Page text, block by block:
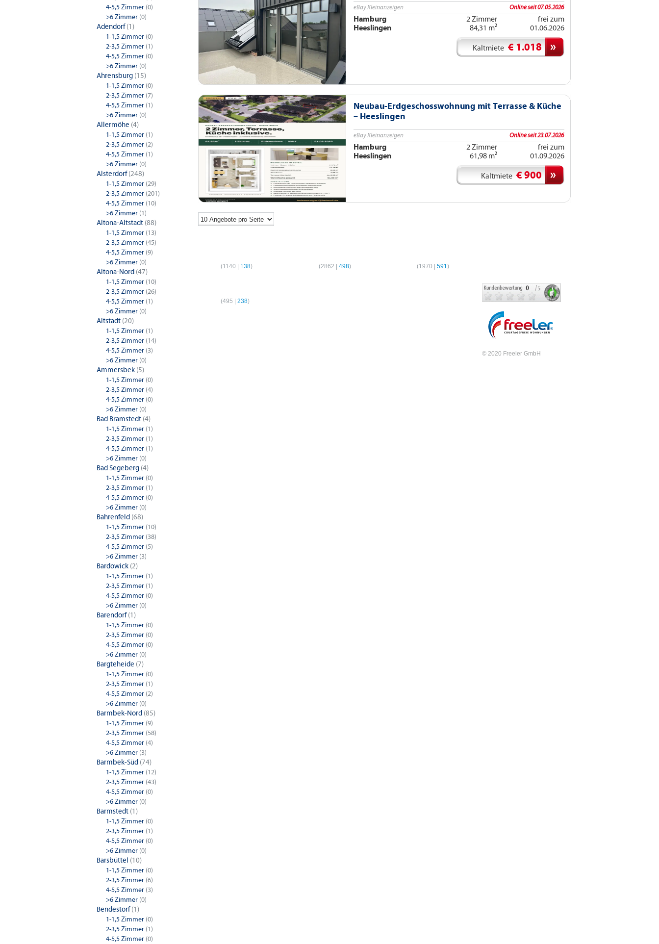
4-5,5 Zimmer (0)
>6 Zimmer (0)
Adendorf(1)
1-1,5 Zimmer (0)
2-3,5 Zimmer (1)
4-5,5 Zimmer (0)
>6 Zimmer (0)
Ahrensburg (15)
1-1,5 Zimmer (0)
2-3,5 Zimmer (7)
4-5,5 Zimmer (1)
>6 Zimmer (0)
Allermöhe (4)
1-1,5 Zimmer (1)
2-3,5 Zimmer (2)
4-5,5 Zimmer (1)
>6 Zimmer (0)
Alsterdorf(248)
1-1,5 Zimmer (29)
2-3,5 Zimmer (201)
4-5,5 Zimmer (10)
>6 Zimmer (1)
Altona-Altstadt (88)
1-1,5 Zimmer (13)
2-3,5 Zimmer (45)
4-5,5 Zimmer (9)
>6 Zimmer (0)
Altona-Nord (47)
1-1,5 Zimmer (10)
2-3,5 Zimmer (26)
4-5,5 Zimmer (1)
>6 Zimmer (0)
Altstadt (20)
1-1,5 Zimmer (1)
2-3,5 Zimmer (14)
4-5,5 Zimmer (3)
>6 Zimmer (0)
Ammersbek (5)
1-1,5 Zimmer (0)
2-3,5 Zimmer (4)
4-5,5 Zimmer (0)
>6 Zimmer (0)
Bad Bramstedt (4)
1-1,5 Zimmer (1)
2-3,5 Zimmer (1)
4-5,5 Zimmer (1)
>6 Zimmer (0)
Bad Segeberg (4)
1-1,5 Zimmer (0)
2-3,5 Zimmer (1)
4-5,5 Zimmer (0)
>6 Zimmer (0)
Bahrenfeld (68)
1-1,5 Zimmer (10)
2-3,5 Zimmer (38)
4-5,5 Zimmer (5)
>6 Zimmer (3)
Bardowick (2)
1-1,5 Zimmer (1)
2-3,5 Zimmer (1)
4-5,5 Zimmer (0)
>6 Zimmer (0)
Barendorf(1)
1-1,5 Zimmer (0)
2-3,5 Zimmer (0)
4-5,5 Zimmer (0)
>6 Zimmer (0)
Bargteheide (7)
1-1,5 Zimmer (0)
2-3,5 Zimmer (1)
4-5,5 Zimmer (2)
>6 Zimmer (0)
Barmbek-Nord (85)
1-1,5 Zimmer (9)
2-3,5 Zimmer (58)
4-5,5 Zimmer (4)
>6 Zimmer (3)
Barmbek-Süd (74)
1-1,5 Zimmer (12)
2-3,5 Zimmer (43)
4-5,5 Zimmer (0)
>6 Zimmer (0)
Barmstedt (1)
1-1,5 Zimmer (0)
2-3,5 Zimmer (1)
4-5,5 Zimmer (0)
>6 Zimmer (0)
Barsbüttel (10)
1-1,5 Zimmer (0)
2-3,5 Zimmer (6)
4-5,5 Zimmer (3)
>6 Zimmer (0)
Bendestorf(1)
1-1,5 Zimmer (0)
2-3,5 Zimmer (1)
4-5,5 Zimmer (0)
eBay Kleinanzeigen Online seit 07.05.2026
Hamburg 2 Zimmer
frei zum
Heeslingen
84,31 m² 01.06.2026
Kaltmiete € 1.018
Neubau-Erdgeschosswohnung mit Terrasse & Küche
– Heeslingen
eBay Kleinanzeigen Online seit 23.07.2026
Hamburg 2 Zimmer
frei zum
Heeslingen
61,98 m² 01.09.2026
Kaltmiete € 900
(1140 138) (2862 498) (1970 591)
(495 238)
© 2020 Freeler GmbH